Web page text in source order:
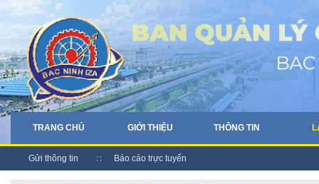
TRANG CHỦ GIỚI THIỆU THÔNG TIN
Gửi thông tin Báo cáo trực tuyến